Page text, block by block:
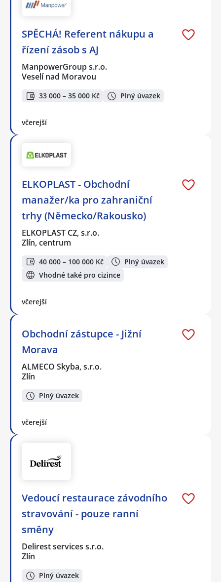
SPĚCHÁ! Referent nákupu a
řízení zásob s AJ
ManpowerGroup s.r.o.
Veselí nad Moravou
33 000 – 35 000 Kč Plný úvazek
včerejší
ELKOPLAST - Obchodní
manažer/ka pro zahraniční
trhy (Německo/Rakousko)
ELKOPLAST CZ, s.r.o.
Zlín, centrum
40 000 – 100 000 Kč
Plný úvazek
Vhodné také pro cizince
včerejší
Obchodní zástupce - Jižní
Morava
ALMECO Skyba, s.r.o.
Zlín
Plný úvazek
včerejší
Vedoucí restaurace závodního
stravování - pouze ranní
směny
Delirest services s.r.o.
Zlín
Plný úvazek